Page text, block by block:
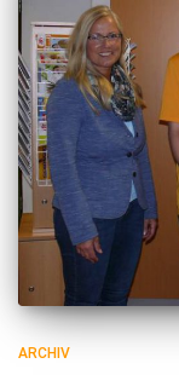
ARCHIV